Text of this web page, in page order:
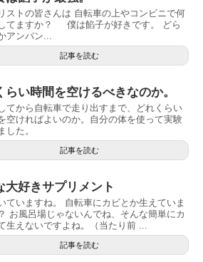
ストの皆さんは 自転車の上やコンビニで何
てますか？ 僕は餡子が好きです。 どら
アンパン...
記事を読む
らい時間を空けるべきなのか。
てから自転車で走り出すまで、どれくらい
空ければよいのか。自分の体を使って実験
した。
記事を読む
大好きサプリメント
ていますね。 自転車にカビとか生えていま
お風呂場じゃないんでね、そんな簡単にカ
生えないですよね。（当たり前 ...
記事を読む